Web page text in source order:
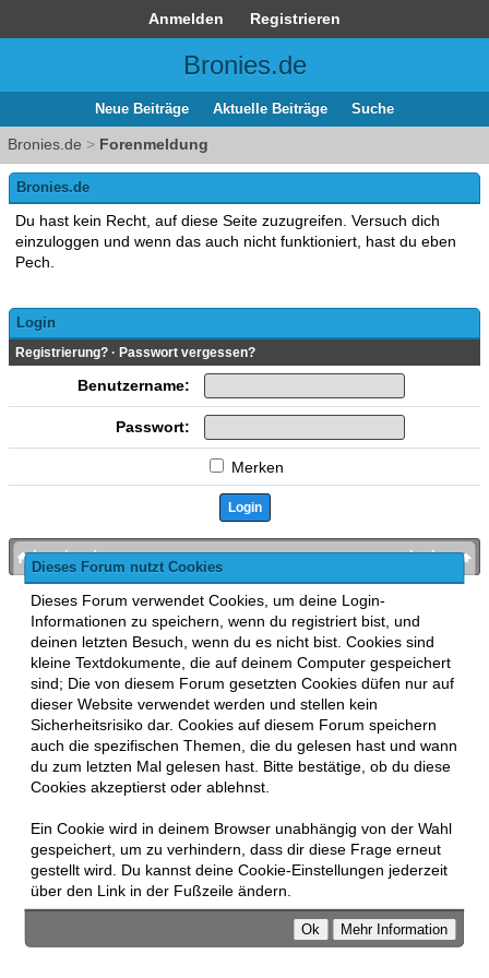
Anmelden Registrieren
Bronies.de
Neue Beiträge Aktuelle Beiträge Suche
Bronies.de > Forenmeldung
Dieses Forum nutzt Cookies
Dieses Forum verwendet Cookies, um deine Login-
Informationen zu speichern, wenn du registriert bist, und
deinen letzten Besuch, wenn du es nicht bist. Cookies sind
kleine Textdokumente, die auf deinem Computer gespeichert
sind; Die von diesem Forum gesetzten Cookies düfen nur auf
dieser Website verwendet werden und stellen kein
Sicherheitsrisiko dar. Cookies auf diesem Forum speichern
auch die spezifischen Themen, die du gelesen hast und wann
du zum letzten Mal gelesen hast. Bitte bestätige, ob du diese
Cookies akzeptierst oder ablehnst.
Ein Cookie wird in deinem Browser unabhängig von der Wahl
gespeichert, um zu verhindern, dass dir diese Frage erneut
gestellt wird. Du kannst deine Cookie-Einstellungen jederzeit
über den Link in der Fußzeile ändern.
Bronies.de
Du hast kein Recht, auf diese Seite zuzugreifen. Versuch dich
einzuloggen und wenn das auch nicht funktioniert, hast du eben
Pech.
Login
Registrierung? · Passwort vergessen?
Benutzername:
Passwort:
Merken
nach oben
bronies.de
MyBB , mobile Fassung: MyBB GoMobile
Zur Desktop-Version wechseln
This forum usesLukasz TkaczMyBB addons.